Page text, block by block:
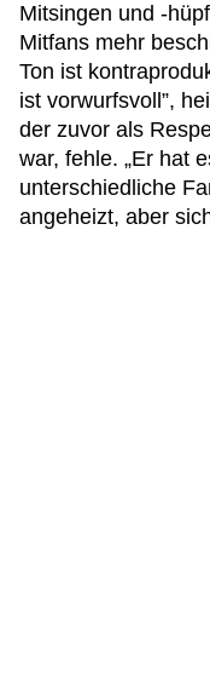
Mitsingen und -
Mitfans mehr
Ton ist
ist vorwurfsvoll”,
der zuvor als
war, fehle. „Er hat
unterschiedliche
angeheizt, aber